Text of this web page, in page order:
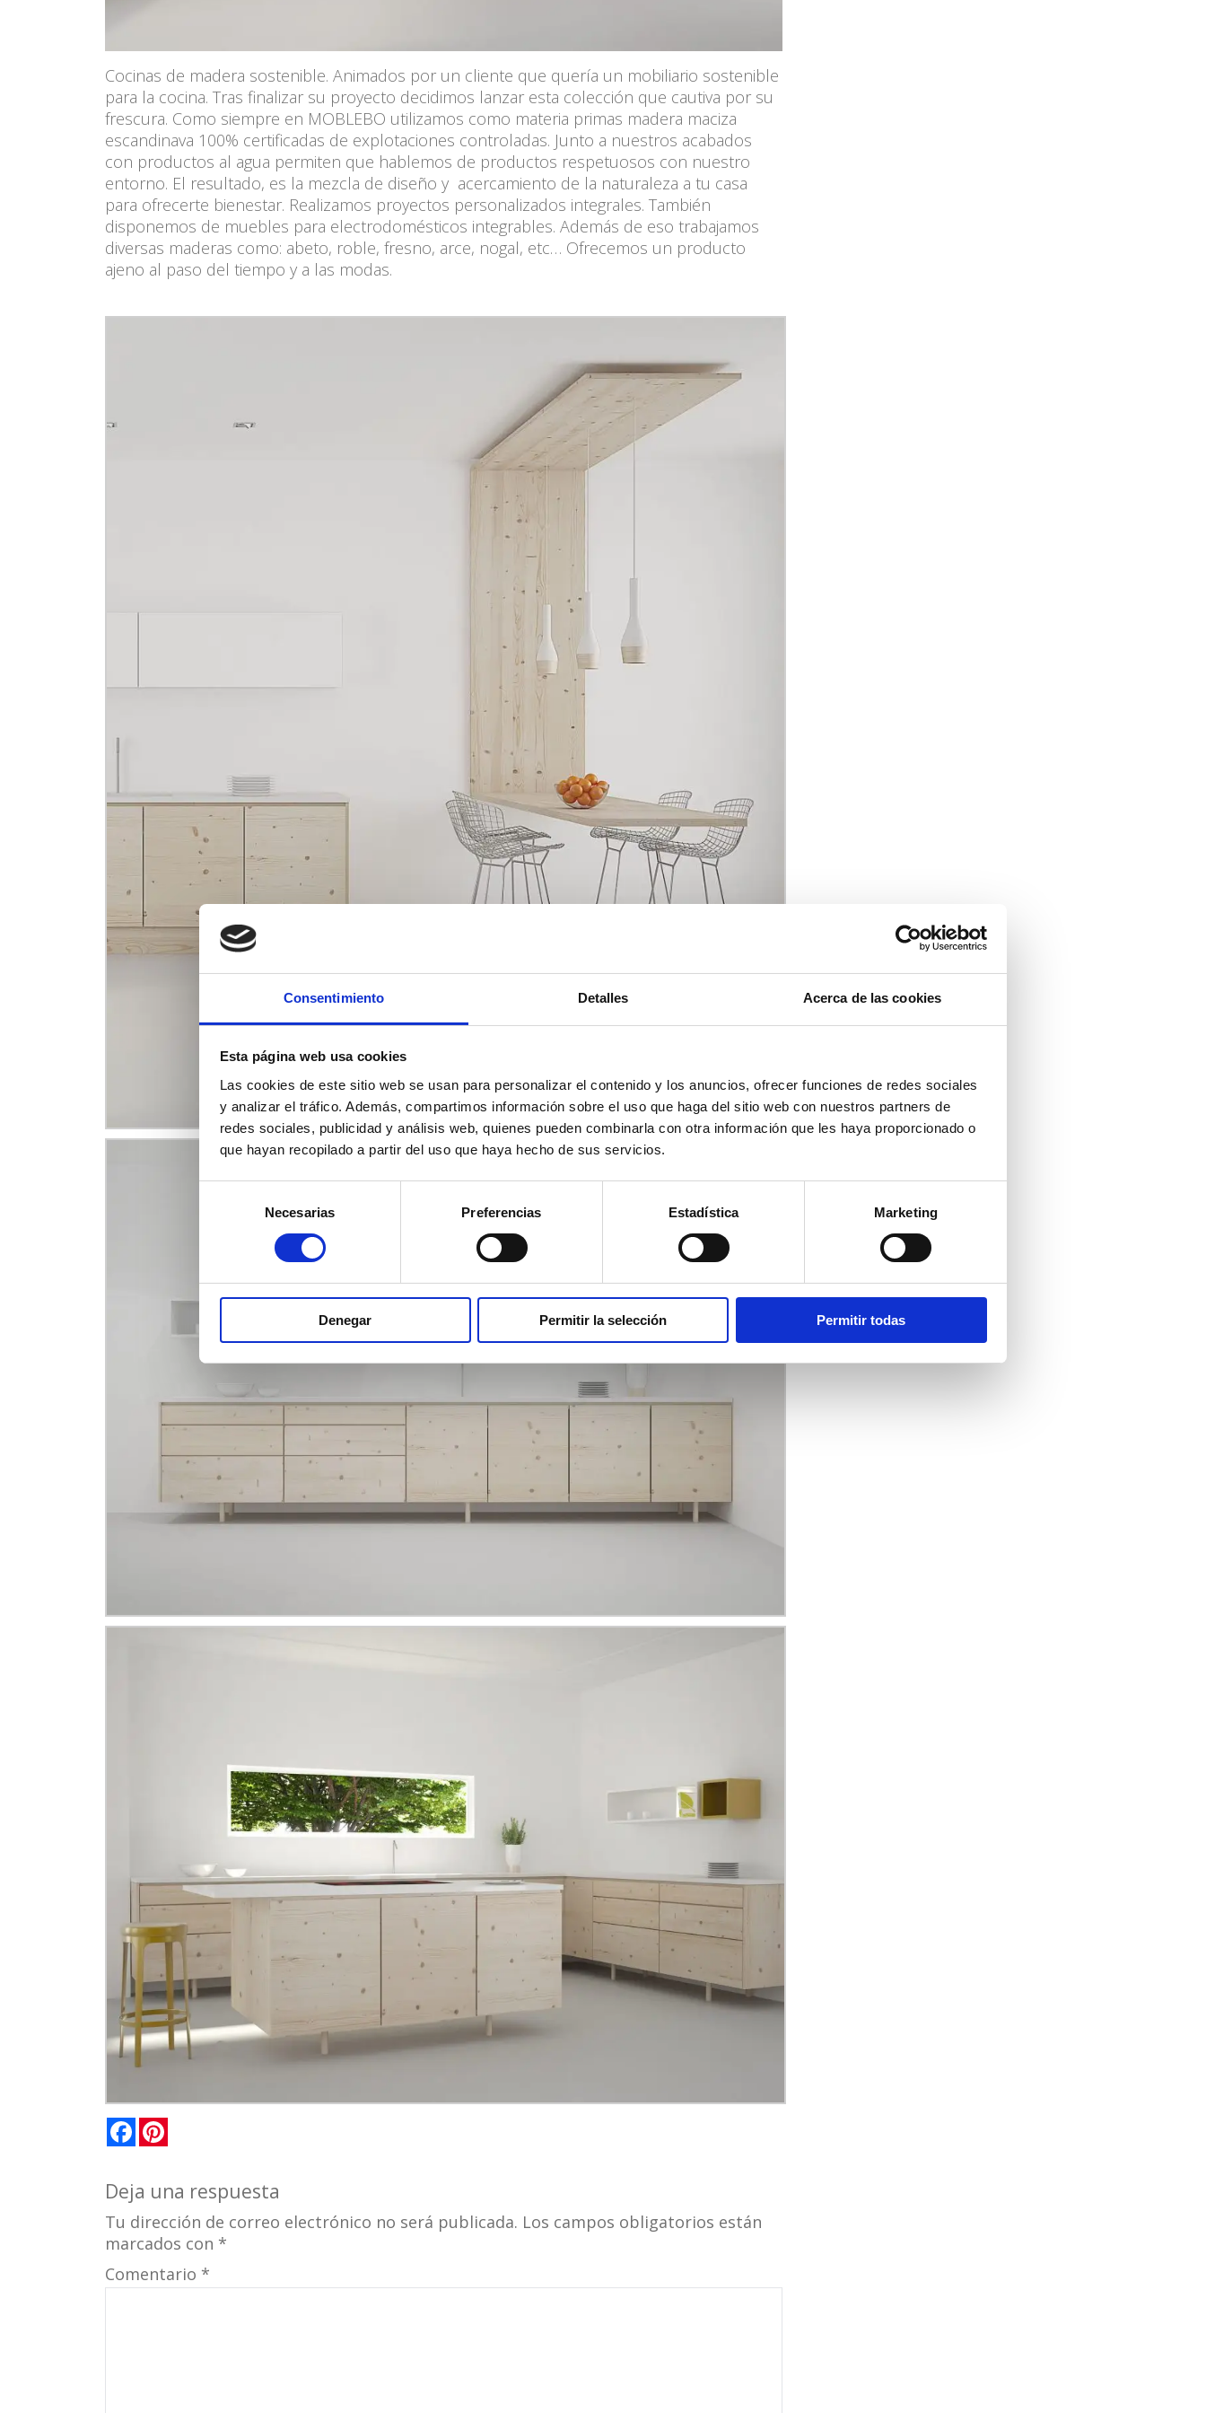
Consentimiento Detalles Acerca de las cookies
Esta página web usa cookies
Las cookies de este sitio web se usan para personalizar el contenido y los anuncios, ofrecer funciones de redes sociales
y analizar el tráfico. Además, compartimos información sobre el uso que haga del sitio web con nuestros partners de
redes sociales, publicidad y análisis web, quienes pueden combinarla con otra información que les haya proporcionado o
que hayan recopilado a partir del uso que haya hecho de sus servicios.
consentimiento
Necesarias Preferencias Estadística Marketing
Denegar Permitir la selección Permitir todas
Cocinas de madera sostenible. Animados por un cliente que quería un mobiliario sostenible
para la cocina. Tras finalizar su proyecto decidimos lanzar esta colección que cautiva por su
frescura. Como siempre en MOBLEBO utilizamos como materia primas madera maciza
escandinava 100% certificadas de explotaciones controladas. Junto a nuestros acabados
con productos al agua permiten que hablemos de productos respetuosos con nuestro
entorno. El resultado, es la mezcla de diseño y acercamiento de la naturaleza a tu casa
para ofrecerte bienestar. Realizamos proyectos personalizados integrales. También
disponemos de muebles para electrodomésticos integrables. Además de eso trabajamos
diversas maderas como: abeto, roble, fresno, arce, nogal, etc… Ofrecemos un producto
ajeno al paso del tiempo y a las modas.
Facebook
Deja una respuesta
Tu dirección de correo electrónico no será publicada. Los campos obligatorios están
marcados con *
Comentario *